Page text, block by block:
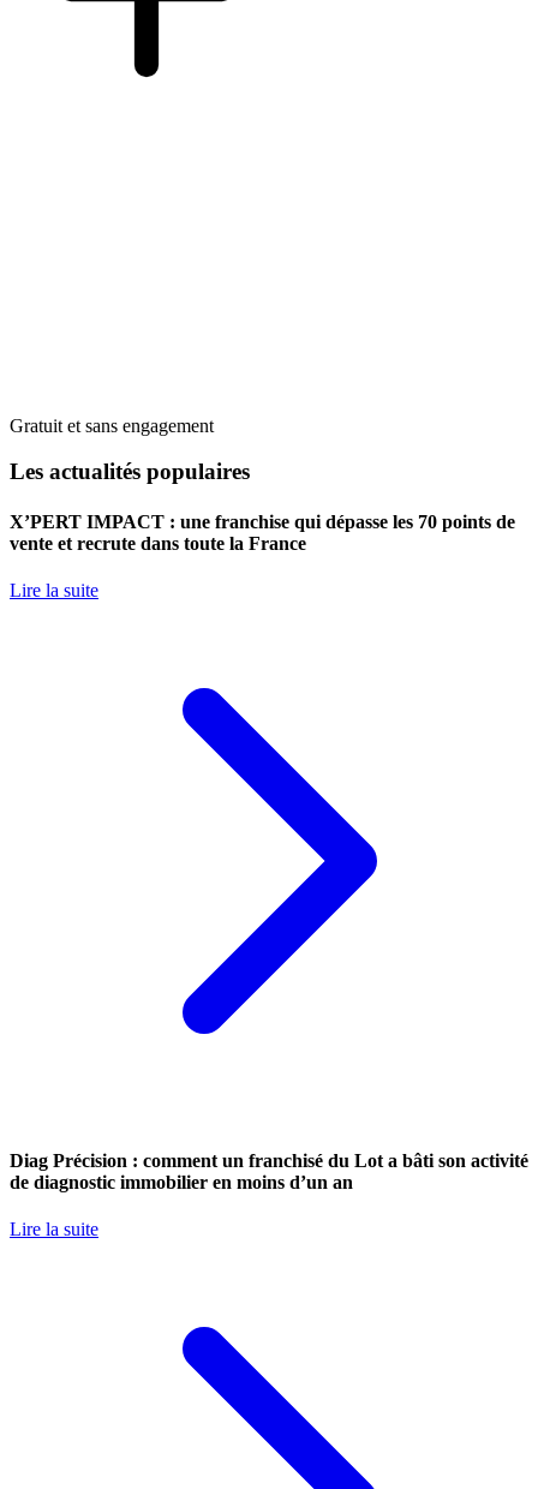
Gratuit et sans engagement
Les actualités populaires
X’PERT IMPACT : une franchise qui dépasse les 70 points de
vente et recrute dans toute la France
Lire la suite
Diag Précision : comment un franchisé du Lot a bâti son activité
de diagnostic immobilier en moins d’un an
Lire la suite